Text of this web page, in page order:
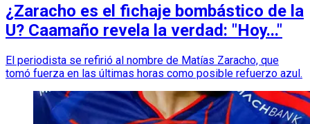
¿Zaracho es el fichaje bombástico de la
U? Caamaño revela la verdad: "Hoy..."
El periodista se refirió al nombre de Matías Zaracho, que
tomó fuerza en las últimas horas como posible refuerzo azul.